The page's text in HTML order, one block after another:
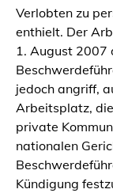
Verlobten zu
enthielt. Der
1. August 2007
jedoch angriff,
Arbeitsplatz,
private
nationalen
Kündigung